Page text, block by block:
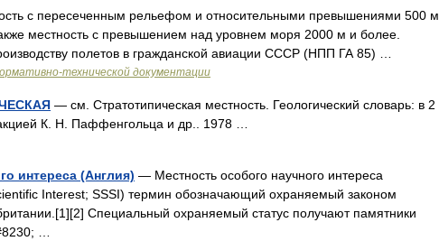
с пересеченным рельефом и относительными превышениями 500 м
местность с превышением над уровнем моря 2000 м и более.
полетов в гражданской авиации СССР (НПП ГА 85) …
технической документации
— см. Стратотипическая местность. Геологический словарь: в 2
К. Н. Паффенгольца и др.. 1978 …
интереса (Англия) — Местность особого научного интереса
Interest; SSSI) термин обозначающий охраняемый законом
Специальный охраняемый статус получают памятники
…